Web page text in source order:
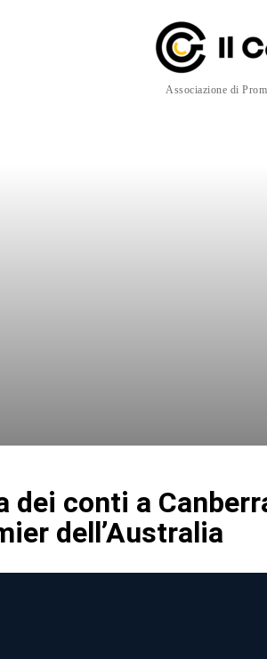
Associazione di
dei conti a
dell’Australia